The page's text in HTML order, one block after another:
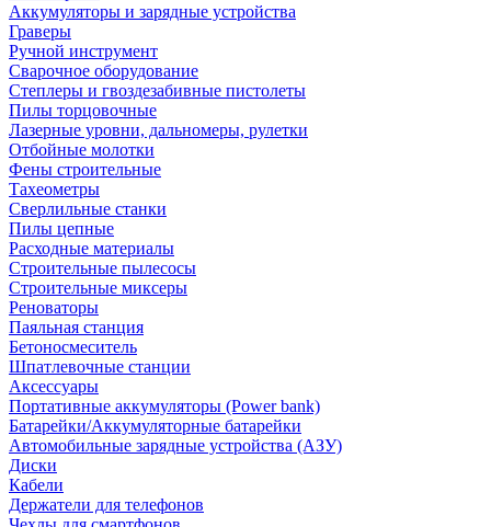
Аккумуляторы и зарядные устройства
Граверы
Ручной инструмент
Сварочное оборудование
Степлеры и гвоздезабивные пистолеты
Пилы торцовочные
Лазерные уровни, дальномеры, рулетки
Отбойные молотки
Фены строительные
Тахеометры
Сверлильные станки
Пилы цепные
Расходные материалы
Строительные пылесосы
Строительные миксеры
Реноваторы
Паяльная станция
Бетоносмеситель
Шпатлевочные станции
Аксессуары
Портативные аккумуляторы (Power bank)
Батарейки/Аккумуляторные батарейки
Автомобильные зарядные устройства (АЗУ)
Диски
Кабели
Держатели для телефонов